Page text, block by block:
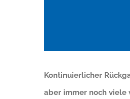
Kontinuierlicher
aber immer noch viele